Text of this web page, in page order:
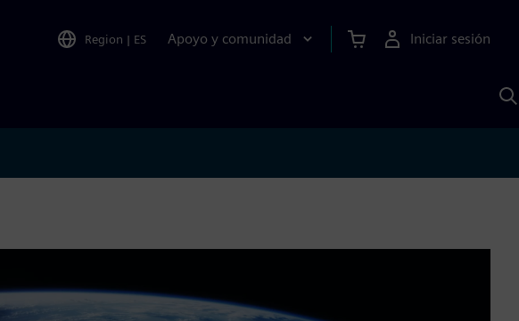
Region | ES Apoyo y comunidad Iniciar sesión